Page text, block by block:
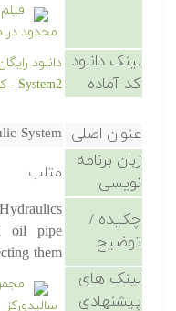
محدود در
لینک دانلود
کد آماده
System2 - کلیک کنید.
عنوان اصلی System
زبان برنامه
نویسی
متلب
چکیده /
توضیح
oil pipe
them.
لینک های
پیشنهادی
سالیدورکز